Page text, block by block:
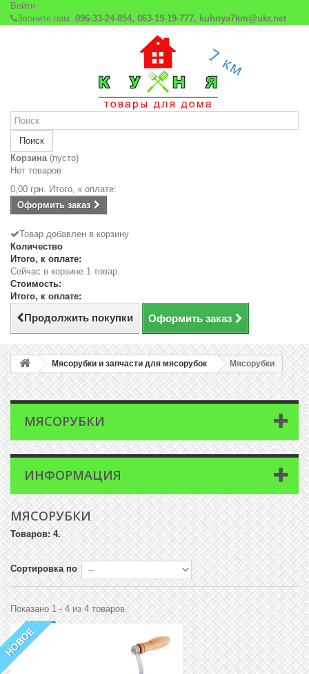
Войти
Звоните нам: 096-33-24-854, 063-19-19-777, kuhnya7km@ukr.net
Поиск
Корзина (пусто)
Нет товаров
0,00 грн. Итого, к оплате:
Оформить заказ
Товар добавлен в корзину
Количество
Итого, к оплате:
Сейчас в корзине 1 товар.
Стоимость:
Итого, к оплате:
Продолжить покупки Оформить заказ
Мясорубки и запчасти для мясорубок Мясорубки
МЯСОРУБКИ
ИНФОРМАЦИЯ
МЯСОРУБКИ
Товаров: 4.
Сортировка по
Показано 1 - 4 из 4 товаров
НОВОЕ